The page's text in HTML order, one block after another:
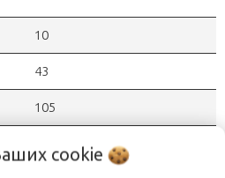
10
43
105
cookie